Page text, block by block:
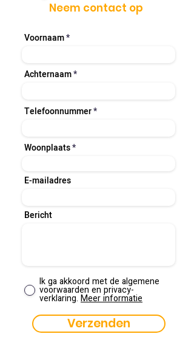
Neem contact op
Voornaam
Achternaam
Telefoonnummer
Woonplaats
E-mailadres
Bericht
Ik ga akkoord met de algemene
voorwaarden en privacy-
verklaring. Meer informatie
Verzenden